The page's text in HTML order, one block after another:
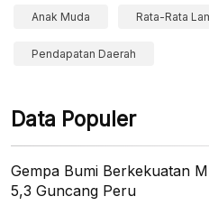
Anak Muda Rata-Rata
Pendapatan Daerah
Data Populer
Gempa Bumi Berkekuatan M
5,3 Guncang Peru